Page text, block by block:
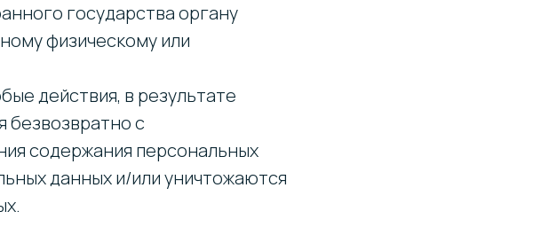
государства органу
физическому или
действия, в результате
безвозвратно с
содержания персональных
данных и/или уничтожаются